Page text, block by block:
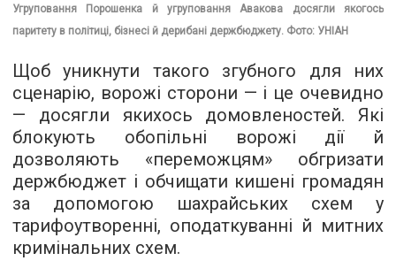
Угруповання Порошенка й угруповання Авакова досягли якогось
паритету в політиці, бізнесі й дерибані держбюджету. Фото: УНІАН
Щоб уникнути такого згубного для них
сценарію, ворожі сторони — і це очевидно
— досягли якихось домовленостей. Які
блокують обопільні ворожі дії й
дозволяють «переможцям» обгризати
держбюджет і обчищати кишені громадян
за допомогою шахрайських схем у
тарифоутворенні, оподаткуванні й митних
кримінальних схем.